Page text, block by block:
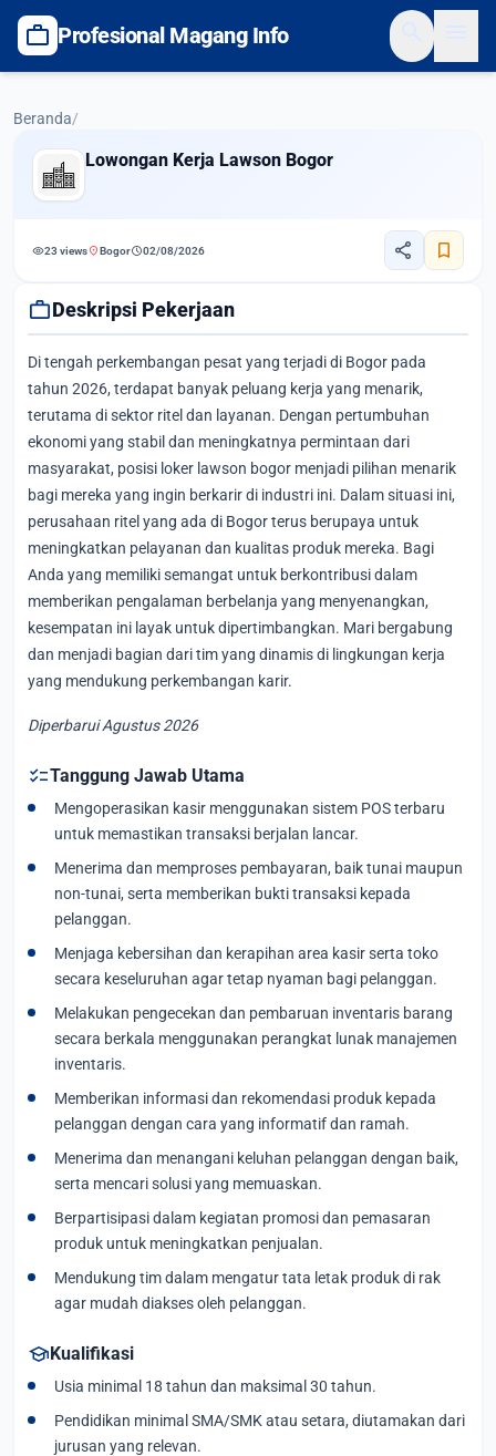
work Profesional Magang Info
Beranda/
Lowongan Kerja Lawson Bogor
visibility23 viewslocation_onBogorschedule02/08/2026 share bookmark
workDeskripsi Pekerjaan
Di tengah perkembangan pesat yang terjadi di Bogor pada
tahun 2026, terdapat banyak peluang kerja yang menarik,
terutama di sektor ritel dan layanan. Dengan pertumbuhan
ekonomi yang stabil dan meningkatnya permintaan dari
masyarakat, posisi loker lawson bogor menjadi pilihan menarik
bagi mereka yang ingin berkarir di industri ini. Dalam situasi ini,
perusahaan ritel yang ada di Bogor terus berupaya untuk
meningkatkan pelayanan dan kualitas produk mereka. Bagi
Anda yang memiliki semangat untuk berkontribusi dalam
memberikan pengalaman berbelanja yang menyenangkan,
kesempatan ini layak untuk dipertimbangkan. Mari bergabung
dan menjadi bagian dari tim yang dinamis di lingkungan kerja
yang mendukung perkembangan karir.
Diperbarui Agustus 2026
checklistTanggung Jawab Utama
Mengoperasikan kasir menggunakan sistem POS terbaru
untuk memastikan transaksi berjalan lancar.
Menerima dan memproses pembayaran, baik tunai maupun
non-tunai, serta memberikan bukti transaksi kepada
pelanggan.
Menjaga kebersihan dan kerapihan area kasir serta toko
secara keseluruhan agar tetap nyaman bagi pelanggan.
Melakukan pengecekan dan pembaruan inventaris barang
secara berkala menggunakan perangkat lunak manajemen
inventaris.
Memberikan informasi dan rekomendasi produk kepada
pelanggan dengan cara yang informatif dan ramah.
Menerima dan menangani keluhan pelanggan dengan baik,
serta mencari solusi yang memuaskan.
Berpartisipasi dalam kegiatan promosi dan pemasaran
produk untuk meningkatkan penjualan.
Mendukung tim dalam mengatur tata letak produk di rak
agar mudah diakses oleh pelanggan.
schoolKualifikasi
Usia minimal 18 tahun dan maksimal 30 tahun.
Pendidikan minimal SMA/SMK atau setara, diutamakan dari
jurusan yang relevan.